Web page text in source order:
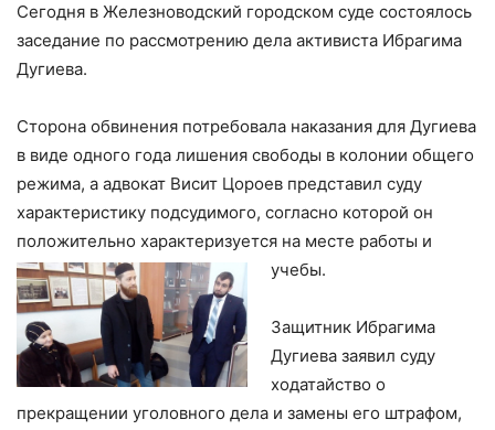
Сегодня в Железноводский городском суде состоялось
заседание по рассмотрению дела активиста Ибрагима
Дугиева.
Сторона обвинения потребовала наказания для Дугиева
в виде одного года лишения свободы в колонии общего
режима, а адвокат Висит Цороев представил суду
характеристику подсудимого, согласно которой он
положительно характеризуется на месте работы и
учебы.
Защитник Ибрагима
Дугиева заявил суду
ходатайство о
прекращении уголовного дела и замены его штрафом,